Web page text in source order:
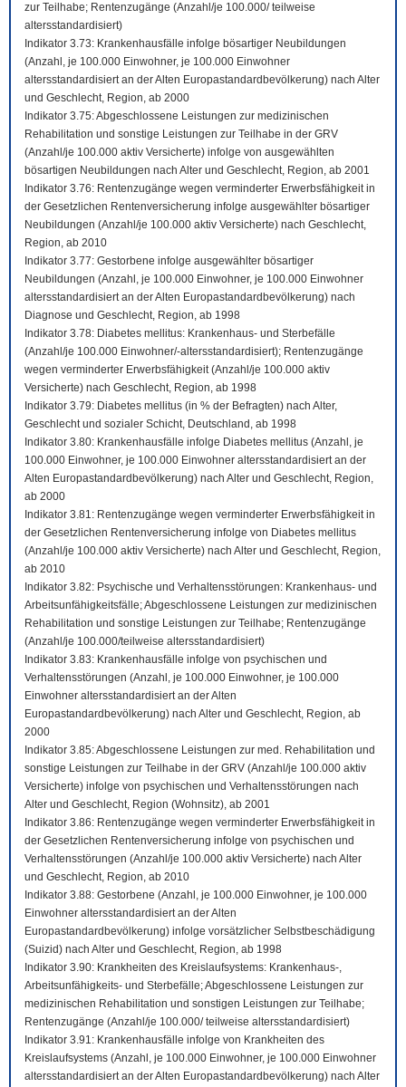
zur Teilhabe; Rentenzugänge (Anzahl/je 100.000/ teilweise
altersstandardisiert)
Indikator 3.73: Krankenhausfälle infolge bösartiger Neubildungen
(Anzahl, je 100.000 Einwohner, je 100.000 Einwohner
altersstandardisiert an der Alten Europastandardbevölkerung) nach Alter
und Geschlecht, Region, ab 2000
Indikator 3.75: Abgeschlossene Leistungen zur medizinischen
Rehabilitation und sonstige Leistungen zur Teilhabe in der GRV
(Anzahl/je 100.000 aktiv Versicherte) infolge von ausgewählten
bösartigen Neubildungen nach Alter und Geschlecht, Region, ab 2001
Indikator 3.76: Rentenzugänge wegen verminderter Erwerbsfähigkeit in
der Gesetzlichen Rentenversicherung infolge ausgewählter bösartiger
Neubildungen (Anzahl/je 100.000 aktiv Versicherte) nach Geschlecht,
Region, ab 2010
Indikator 3.77: Gestorbene infolge ausgewählter bösartiger
Neubildungen (Anzahl, je 100.000 Einwohner, je 100.000 Einwohner
altersstandardisiert an der Alten Europastandardbevölkerung) nach
Diagnose und Geschlecht, Region, ab 1998
Indikator 3.78: Diabetes mellitus: Krankenhaus- und Sterbefälle
(Anzahl/je 100.000 Einwohner/-altersstandardisiert); Rentenzugänge
wegen verminderter Erwerbsfähigkeit (Anzahl/je 100.000 aktiv
Versicherte) nach Geschlecht, Region, ab 1998
Indikator 3.79: Diabetes mellitus (in % der Befragten) nach Alter,
Geschlecht und sozialer Schicht, Deutschland, ab 1998
Indikator 3.80: Krankenhausfälle infolge Diabetes mellitus (Anzahl, je
100.000 Einwohner, je 100.000 Einwohner altersstandardisiert an der
Alten Europastandardbevölkerung) nach Alter und Geschlecht, Region,
ab 2000
Indikator 3.81: Rentenzugänge wegen verminderter Erwerbsfähigkeit in
der Gesetzlichen Rentenversicherung infolge von Diabetes mellitus
(Anzahl/je 100.000 aktiv Versicherte) nach Alter und Geschlecht, Region,
ab 2010
Indikator 3.82: Psychische und Verhaltensstörungen: Krankenhaus- und
Arbeitsunfähigkeitsfälle; Abgeschlossene Leistungen zur medizinischen
Rehabilitation und sonstige Leistungen zur Teilhabe; Rentenzugänge
(Anzahl/je 100.000/teilweise altersstandardisiert)
Indikator 3.83: Krankenhausfälle infolge von psychischen und
Verhaltensstörungen (Anzahl, je 100.000 Einwohner, je 100.000
Einwohner altersstandardisiert an der Alten
Europastandardbevölkerung) nach Alter und Geschlecht, Region, ab
2000
Indikator 3.85: Abgeschlossene Leistungen zur med. Rehabilitation und
sonstige Leistungen zur Teilhabe in der GRV (Anzahl/je 100.000 aktiv
Versicherte) infolge von psychischen und Verhaltensstörungen nach
Alter und Geschlecht, Region (Wohnsitz), ab 2001
Indikator 3.86: Rentenzugänge wegen verminderter Erwerbsfähigkeit in
der Gesetzlichen Rentenversicherung infolge von psychischen und
Verhaltensstörungen (Anzahl/je 100.000 aktiv Versicherte) nach Alter
und Geschlecht, Region, ab 2010
Indikator 3.88: Gestorbene (Anzahl, je 100.000 Einwohner, je 100.000
Einwohner altersstandardisiert an der Alten
Europastandardbevölkerung) infolge vorsätzlicher Selbstbeschädigung
(Suizid) nach Alter und Geschlecht, Region, ab 1998
Indikator 3.90: Krankheiten des Kreislaufsystems: Krankenhaus-,
Arbeitsunfähigkeits- und Sterbefälle; Abgeschlossene Leistungen zur
medizinischen Rehabilitation und sonstigen Leistungen zur Teilhabe;
Rentenzugänge (Anzahl/je 100.000/ teilweise altersstandardisiert)
Indikator 3.91: Krankenhausfälle infolge von Krankheiten des
Kreislaufsystems (Anzahl, je 100.000 Einwohner, je 100.000 Einwohner
altersstandardisiert an der Alten Europastandardbevölkerung) nach Alter